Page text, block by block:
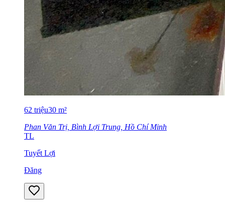
62 triệu30 m²
Phan Văn Trị, Bình Lợi Trung, Hồ Chí Minh
TL
Tuyết Lợi
Đăng